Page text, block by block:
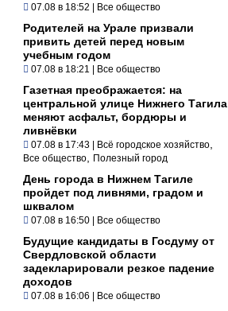
07.08 в 18:52 | Все общество
Родителей на Урале призвали
привить детей перед новым
учебным годом
07.08 в 18:21 | Все общество
Газетная преображается: на
центральной улице Нижнего Тагила
меняют асфальт, бордюры и
ливнёвки
07.08 в 17:43 | Всё городское хозяйство
Все общество Полезный город
День города в Нижнем Тагиле
пройдет под ливнями, градом и
шквалом
07.08 в 16:50 | Все общество
Будущие кандидаты в Госдуму от
Свердловской области
задекларировали резкое падение
доходов
07.08 в 16:06 | Все общество